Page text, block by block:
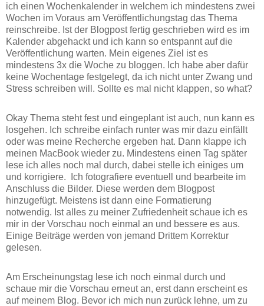
ich einen Wochenkalender in welchem ich mindestens zwei
Wochen im Voraus am Veröffentlichungstag das Thema
reinschreibe. Ist der Blogpost fertig geschrieben wird es im
Kalender abgehackt und ich kann so entspannt auf die
Veröffentlichung warten. Mein eigenes Ziel ist es
mindestens 3x die Woche zu bloggen. Ich habe aber dafür
keine Wochentage festgelegt, da ich nicht unter Zwang und
Stress schreiben will. Sollte es mal nicht klappen, so what?
Okay Thema steht fest und eingeplant ist auch, nun kann es
losgehen. Ich schreibe einfach runter was mir dazu einfällt
oder was meine Recherche ergeben hat. Dann klappe ich
meinen MacBook wieder zu. Mindestens einen Tag später
lese ich alles noch mal durch, dabei stelle ich einiges um
und korrigiere. Ich fotografiere eventuell und bearbeite im
Anschluss die Bilder. Diese werden dem Blogpost
hinzugefügt. Meistens ist dann eine Formatierung
notwendig. Ist alles zu meiner Zufriedenheit schaue ich es
mir in der Vorschau noch einmal an und bessere es aus.
Einige Beiträge werden von jemand Drittem Korrektur
gelesen.
Am Erscheinungstag lese ich noch einmal durch und
schaue mir die Vorschau erneut an, erst dann erscheint es
auf meinem Blog. Bevor ich mich nun zurück lehne, um zu